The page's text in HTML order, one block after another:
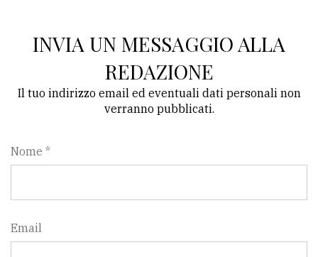
INVIA UN MESSAGGIO ALLA
REDAZIONE
Il tuo indirizzo email ed eventuali dati personali non
verranno pubblicati.
Nome *
Email